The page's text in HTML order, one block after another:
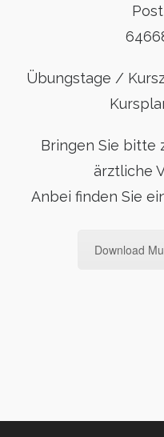
Übungstage /
Bringen Sie bitte
ärztliche
Anbei finden Sie
Download